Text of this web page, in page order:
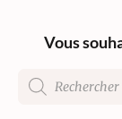
Vous